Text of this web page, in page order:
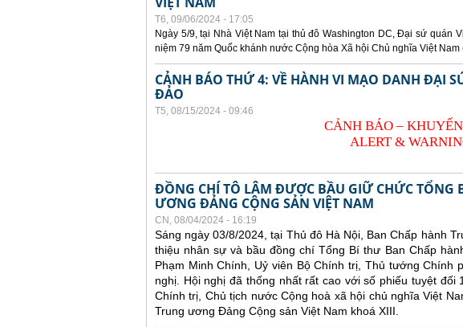
T6, 09/06/2024 - 17:05
Ngày 5/9, tại Nhà Việt Nam tại thủ đô Washington DC, Đại sứ quán
niệm 79 năm Quốc khánh nước Cộng hòa Xã hội Chủ nghĩa Việt Nam
CẢNH BÁO THỨ 4: VỀ HÀNH VI MẠO DANH ĐẠI
ĐẢO
T5, 08/15/2024 - 09:46
CẢNH BÁO –
ALERT &
ĐỒNG CHÍ TÔ LÂM ĐƯỢC BẦU GIỮ CHỨC TỔNG
ƯƠNG ĐẢNG CỘNG SẢN VIỆT NAM
CN, 08/04/2024 - 16:19
Sáng ngày 03/8/2024, tại Thủ đô Hà Nội, Ban Chấp hành
thiệu nhân sự và bầu đồng chí Tổng Bí thư Ban Chấp
Phạm Minh Chính, Uỷ viên Bộ Chính trị, Thủ tướng Chính
nghị. Hội nghị đã thống nhất rất cao với số phiếu tuyệt đối
Chính trị, Chủ tịch nước Cộng hoà xã hội chủ nghĩa Việt
Trung ương Đảng Cộng sản Việt Nam khoá XIII.